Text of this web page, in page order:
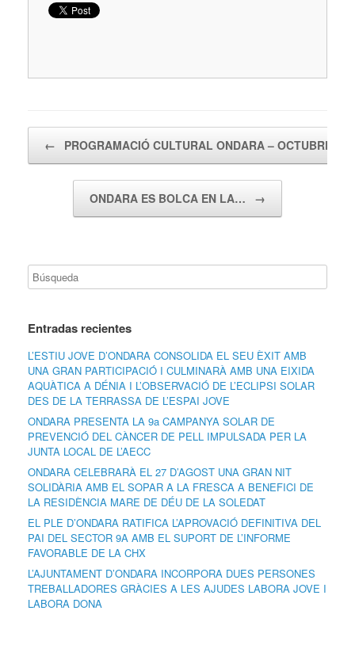
← PROGRAMACIÓ CULTURAL ONDARA – OCTUBRE…
ONDARA ES BOLCA EN LA… →
Entradas recientes
L’ESTIU JOVE D’ONDARA CONSOLIDA EL SEU ÈXIT AMB
UNA GRAN PARTICIPACIÓ I CULMINARÀ AMB UNA EIXIDA
AQUÀTICA A DÉNIA I L’OBSERVACIÓ DE L’ECLIPSI SOLAR
DES DE LA TERRASSA DE L’ESPAI JOVE
ONDARA PRESENTA LA 9a CAMPANYA SOLAR DE
PREVENCIÓ DEL CÀNCER DE PELL IMPULSADA PER LA
JUNTA LOCAL DE L’AECC
ONDARA CELEBRARÀ EL 27 D’AGOST UNA GRAN NIT
SOLIDÀRIA AMB EL SOPAR A LA FRESCA A BENEFICI DE
LA RESIDÈNCIA MARE DE DÉU DE LA SOLEDAT
EL PLE D’ONDARA RATIFICA L’APROVACIÓ DEFINITIVA DEL
PAI DEL SECTOR 9A AMB EL SUPORT DE L’INFORME
FAVORABLE DE LA CHX
L’AJUNTAMENT D’ONDARA INCORPORA DUES PERSONES
TREBALLADORES GRÀCIES A LES AJUDES LABORA JOVE I
LABORA DONA